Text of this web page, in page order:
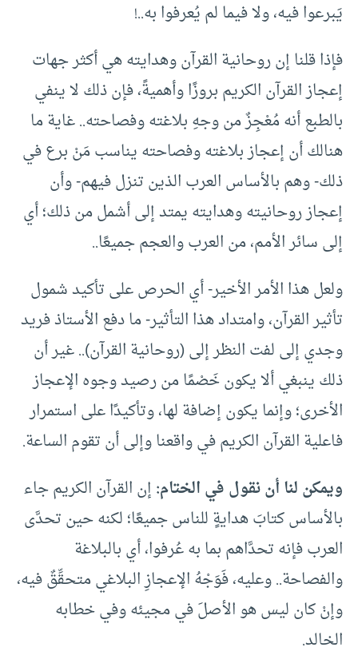
يَبرعوا فيه، ولا فيما لم يُعرفوا به..!
فإذا قلنا إن روحانية القرآن وهدايته هي أكثر جهات
إعجاز القرآن الكريم بروزًا وأهميةً، فإن ذلك لا ينفي
بالطبع أنه مُعْجِزٌ من وجهِ بلاغته وفصاحته.. غاية ما
هنالك أن إعجاز بلاغته وفصاحته يناسب مَنْ برع في
ذلك- وهم بالأساس العرب الذين تنزل فيهم- وأن
إعجاز روحانيته وهدايته يمتد إلى أشمل من ذلك؛ أي
إلى سائر الأمم، من العرب والعجم جميعًا..
ولعل هذا الأمر الأخير- أي الحرص على تأكيد شمول
تأثير القرآن، وامتداد هذا التأثير- ما دفع الأستاذ فريد
وجدي إلى لفت النظر إلى (روحانية القرآن).. غير أن
ذلك ينبغي ألا يكون خَصْمًا من رصيد وجوه الإعجاز
الأخرى؛ وإنما يكون إضافة لها، وتأكيدًا على استمرار
فاعلية القرآن الكريم في واقعنا وإلى أن تقوم الساعة.
ويمكن لنا أن نقول في الختام:إن القرآن الكريم جاء
بالأساس كتابَ هدايةٍ للناس جميعًا؛ لكنه حين تحدَّى
العرب فإنه تحدَّاهم بما به عُرفوا، أي بالبلاغة
والفصاحة.. وعليه، فَوَجْهُ الإعجازِ البلاغي متحقِّقٌ فيه،
وإنْ كان ليس هو الأصلَ في مجيئه وفي خطابه
الخالد.